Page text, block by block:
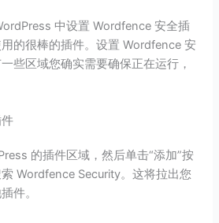
中设置 Wordfence 安全插
的很棒的插件。设置 Wordfence 安
些区域您确实需要确保正在运行，
的插件区域，然后单击“添加”按
Wordfence Security。这将拉出您
件。